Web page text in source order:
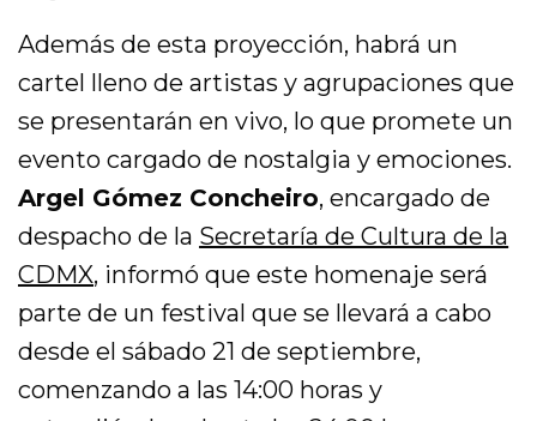
Además de esta proyección, habrá un
cartel lleno de artistas y agrupaciones que
se presentarán en vivo, lo que promete un
evento cargado de nostalgia y emociones.
Argel Gómez Concheiro, encargado de
despacho de la Secretaría de Cultura de la
CDMX, informó que este homenaje será
parte de un festival que se llevará a cabo
desde el sábado 21 de septiembre,
comenzando a las 14:00 horas y